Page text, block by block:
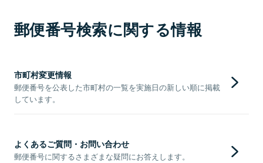
郵便番号検索に関する情報
市町村変更情報
郵便番号を公表した市町村の一覧を実施日の新しい順に掲載
しています。
よくあるご質問・お問い合わせ
郵便番号に関するさまざまな疑問にお答えします。